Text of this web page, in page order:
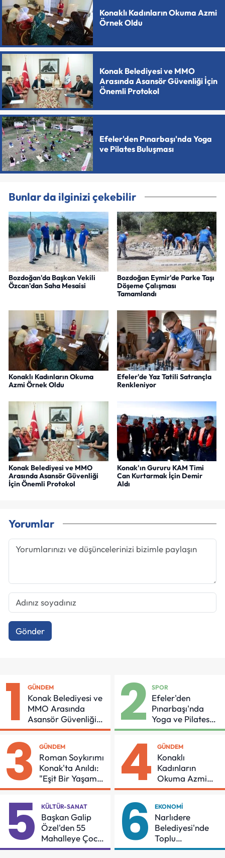
Konaklı Kadınların Okuma Azmi
Örnek Oldu
Konak Belediyesi ve MMO
Arasında Asansör Güvenliği İçin
Önemli Protokol
Efeler'den Pınarbaşı'nda Yoga
ve Pilates Buluşması
Bunlar da ilginizi çekebilir
Bozdoğan'da Başkan Vekili
Özcan'dan Saha Mesaisi
Bozdoğan Eymir'de Parke Taşı
Döşeme Çalışması
Tamamlandı
Konaklı Kadınların Okuma
Azmi Örnek Oldu
Efeler'de Yaz Tatili Satrançla
Renkleniyor
Konak Belediyesi ve MMO
Arasında Asansör Güvenliği
İçin Önemli Protokol
Konak'ın Gururu KAM Timi
Can Kurtarmak İçin Demir
Aldı
Yorumlar
Gönder
1 GÜNDEM
Konak Belediyesi ve
MMO Arasında
Asansör Güvenliği
İçin Önemli Protokol
2 SPOR
Efeler'den
Pınarbaşı'nda
Yoga ve Pilates
Buluşması
3 GÜNDEM
Roman Soykırımı
Konak'ta Anıldı:
"Eşit Bir Yaşam
İçin Mücadeleyi
4 GÜNDEM
Konaklı
Kadınların
Okuma Azmi
Örnek Oldu
5 KÜLTÜR-SANAT
Başkan Galip
Özel'den 55
Mahalleye Çocuk
Şenliği
6 EKONOMI
Narlıdere
Belediyesi'nde
Toplu
Sözleşmeye